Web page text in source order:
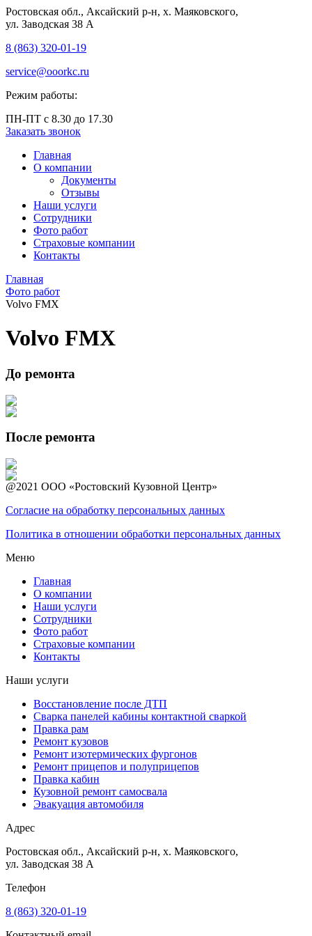
Ростовская обл., Аксайский р-н, х. Маяковского,
ул. Заводская 38 А
8 (863) 320‑01‑19
service@ooorkc.ru
Режим работы:
ПН-ПТ с 8.30 до 17.30
Заказать звонок
Главная
О компании
Документы
Отзывы
Наши услуги
Сотрудники
Фото работ
Страховые компании
Контакты
Главная
Фото работ
Volvo FMX
Volvo FMX
До ремонта
После ремонта
@2021 ООО «Ростовский Кузовной Центр»
Согласие на обработку персональных данных
Политика в отношении обработки персональных данных
Меню
Главная
О компании
Наши услуги
Сотрудники
Фото работ
Страховые компании
Контакты
Наши услуги
Восстановление после ДТП
Сварка панелей кабины контактной сваркой
Правка рам
Ремонт кузовов
Ремонт изотермических фургонов
Ремонт прицепов и полуприцепов
Правка кабин
Кузовной ремонт самосвала
Эвакуация автомобиля
Адрес
Ростовская обл., Аксайский р-н, х. Маяковского,
ул. Заводская 38 А
Телефон
8 (863) 320‑01‑19